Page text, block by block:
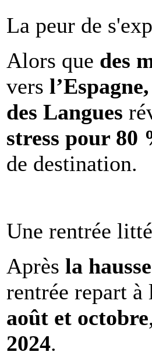
La peur de
Alors que des
vers
des Langues
stress pour 80
de destination.
Une rentrée
Après la
rentrée repart
août et octobre
2024.